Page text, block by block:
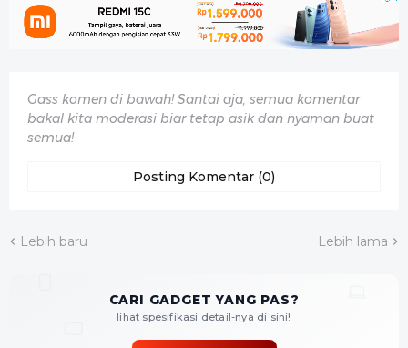
Gass komen di bawah! Santai aja, semua komentar
bakal kita moderasi biar tetap asik dan nyaman buat
semua!
Posting Komentar (0)
Lebih baru Lebih lama
CARI GADGET YANG PAS?
lihat spesifikasi detail-nya di sini!